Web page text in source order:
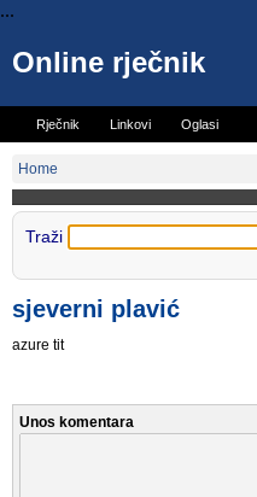
...
Online rječnik
Rječnik Linkovi Oglasi
Home
Traži
sjeverni plavić
azure tit
Unos komentara